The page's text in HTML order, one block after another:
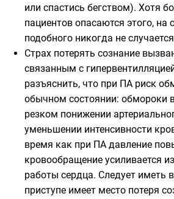
или спастись бегством). Хотя
пациентов опасаются этого, на
подобного никогда не
Страх потерять сознание
связанным с
разъяснить, что при ПА риск
обычном состоянии: обмороки
резком понижении
уменьшении интенсивности
время как при ПА давление
кровообращение усиливается
работы сердца. Следует иметь
приступе имеет место потеря